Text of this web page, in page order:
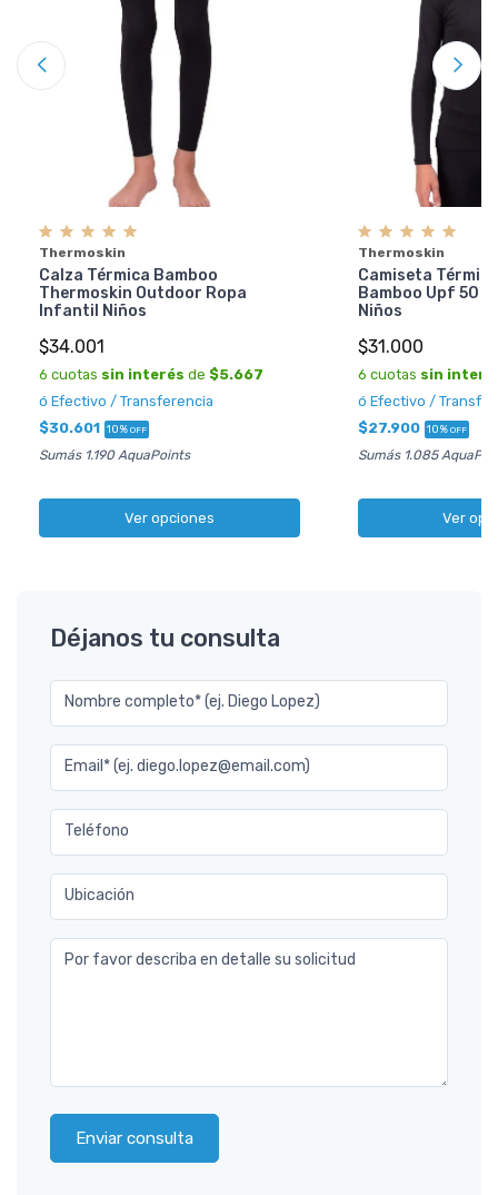
Thermoskin
Calza Térmica Bamboo
Thermoskin Outdoor Ropa
Infantil Niños
$34.001
6 cuotas sin interés de $5.667
ó Efectivo / Transferencia
$30.601 10% OFF
Sumás 1.190 AquaPoints
Ver opciones
Thermoskin
Camiseta
Bamboo Upf 50
Niños
$31.000
6 cuotas sin
ó Efectivo /
$27.900 10% OFF
Sumás 1.085
Ver
Déjanos tu consulta
Nombre completo* (ej. Diego Lopez)
Email* (ej. diego.lopez@email.com)
Teléfono
Ubicación
Por favor describa en detalle su solicitud
Enviar consulta